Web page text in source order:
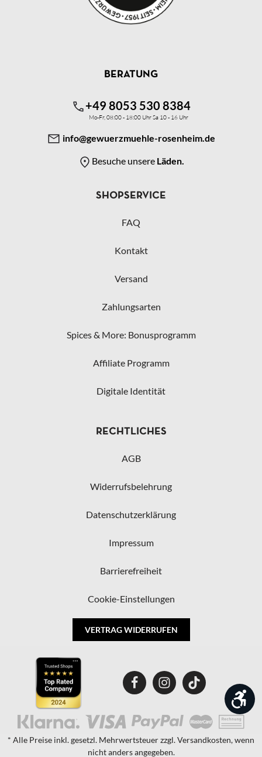
BERATUNG
+49 8053 530 8384
Mo-Fr, 08:00 - 18:00 Uhr Sa 10 - 16 Uhr
info@gewuerzmuehle-rosenheim.de
Besuche unsere Läden.
SHOPSERVICE
FAQ
Kontakt
Versand
Zahlungsarten
Spices & More: Bonusprogramm
Affiliate Programm
Digitale Identität
RECHTLICHES
AGB
Widerrufsbelehrung
Datenschutzerklärung
Impressum
Barrierefreiheit
Cookie-Einstellungen
VERTRAG WIDERRUFEN
* Alle Preise inkl. gesetzl. Mehrwertsteuer zzgl. Versandkosten, wenn
nicht anders angegeben.